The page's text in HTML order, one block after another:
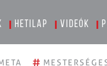
Hetilap Videók
#